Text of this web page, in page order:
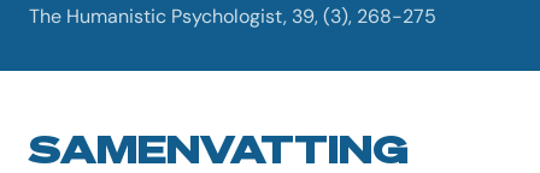
The Humanistic Psychologist, 39, (3), 268-275
SAMENVATTING